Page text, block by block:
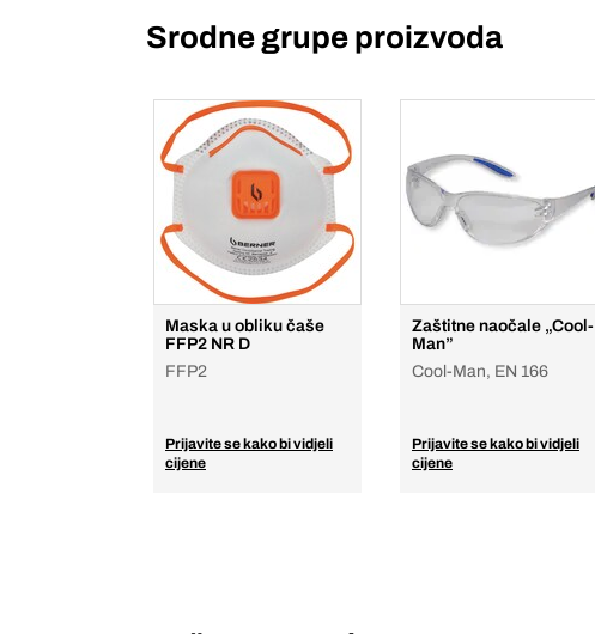
Srodne grupe proizvoda
Maska u obliku čaše
FFP2 NR D
FFP2
Prijavite se kako bi vidjeli
cijene
Zaštitne naočale „Cool-
Man”
Cool-Man, EN 166
Prijavite se kako bi vidjeli
cijene